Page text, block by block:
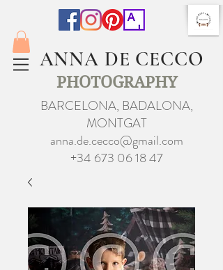
ANNA DE CECCO
PHOTOGRAPHY
BARCELONA, BADALONA,
MONTGAT
anna.de.cecco@gmail.com
+34 673 06 18 47